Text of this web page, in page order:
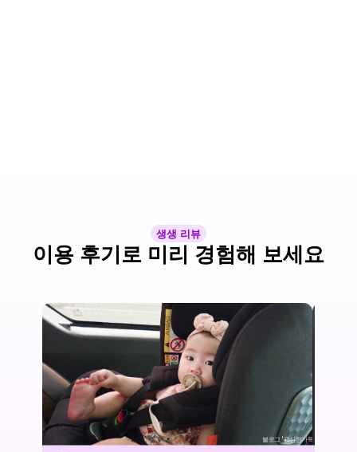
생생 리뷰
이용 후기로 미리 경험해 보세요
블로그 '관심한가득'